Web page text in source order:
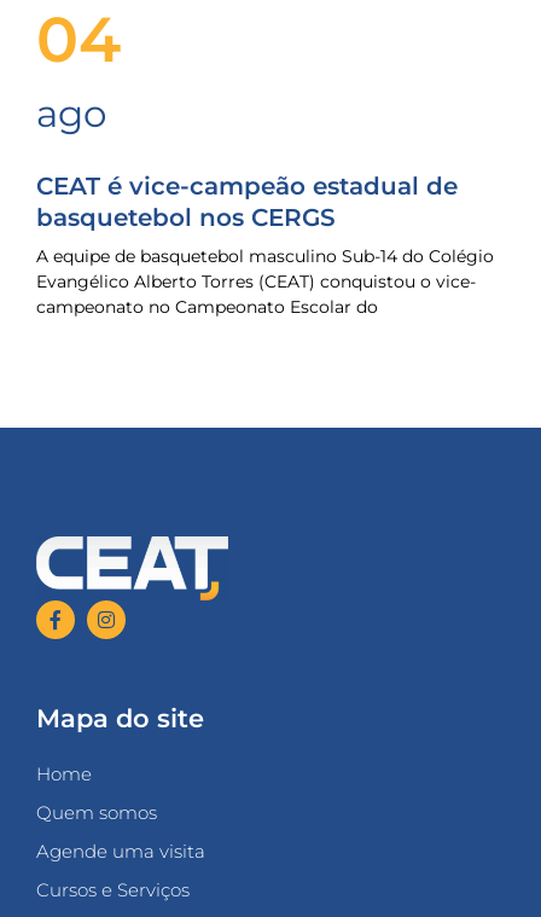
04
ago
CEAT é vice-campeão estadual de
basquetebol nos CERGS
A equipe de basquetebol masculino Sub-14 do Colégio
Evangélico Alberto Torres (CEAT) conquistou o vice-
campeonato no Campeonato Escolar do
Mapa do site
Home
Quem somos
Agende uma visita
Cursos e Serviços